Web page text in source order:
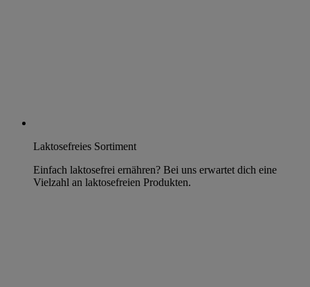
Laktosefreies Sortiment
Einfach laktosefrei ernähren? Bei uns erwartet dich eine
Vielzahl an laktosefreien Produkten.